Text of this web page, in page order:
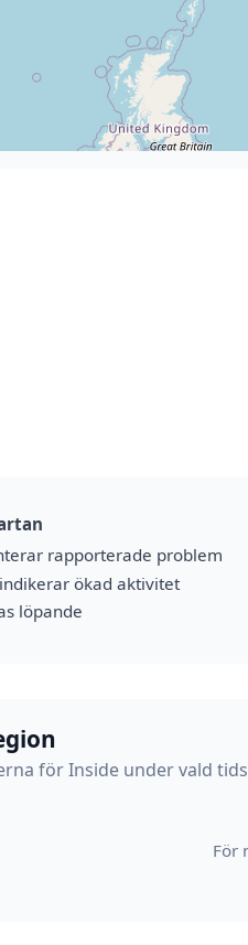
rapporterade problem
ökad aktivitet
löpande
för Inside under vald
För